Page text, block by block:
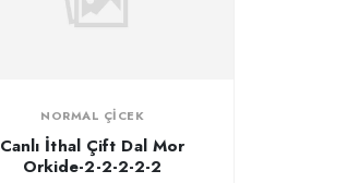
NORMAL ÇICEK
Canlı İthal Çift Dal Mor
Orkide-2-2-2-2-2